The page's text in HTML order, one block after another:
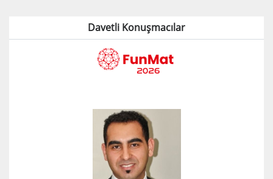
Davetli Konuşmacılar